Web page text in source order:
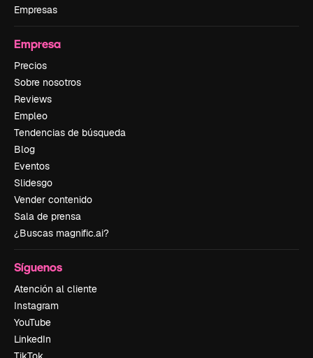
Empresas
Empresa
Precios
Sobre nosotros
Reviews
Empleo
Tendencias de búsqueda
Blog
Eventos
Slidesgo
Vender contenido
Sala de prensa
¿Buscas magnific.ai?
Síguenos
Atención al cliente
Instagram
YouTube
LinkedIn